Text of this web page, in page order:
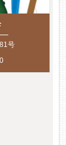
号